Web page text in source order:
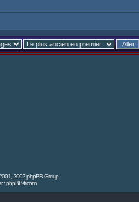
2002 phpBB Group
:phpBB-fr.com